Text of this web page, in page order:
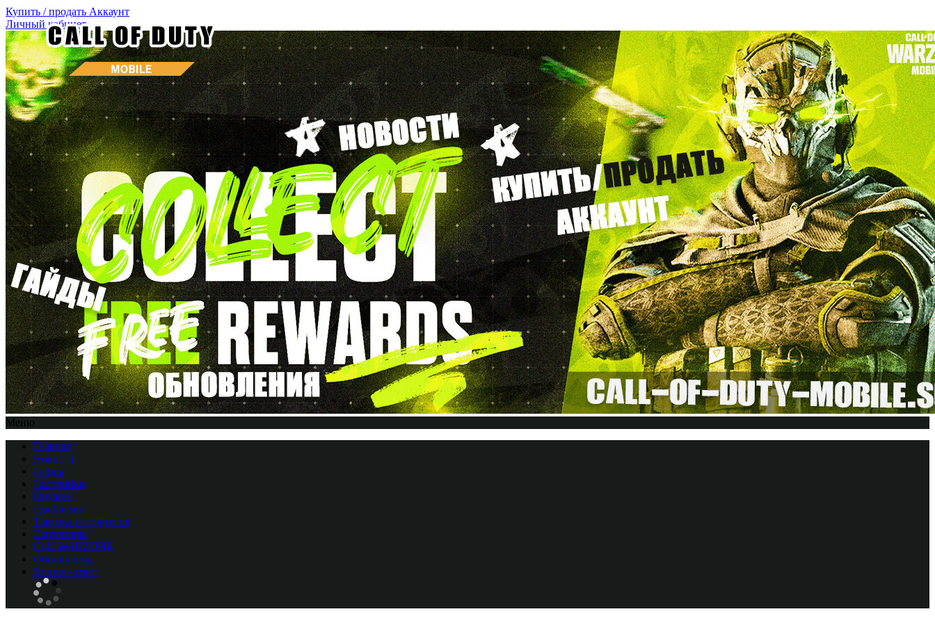
Купить / продать Аккаунт
Личный кабинет
Меню
Главная
Новости
Гайды
Настройка
Оружие
Проблемы
Тактика и стратегия
Эмуляторы
CоD WARZONE
Обновления
Вопрос-ответ